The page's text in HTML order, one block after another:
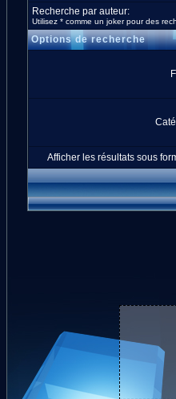
Recherche par auteur:
Utilisez * comme un joker pour des
Options de recherche
Afficher les résultats sous